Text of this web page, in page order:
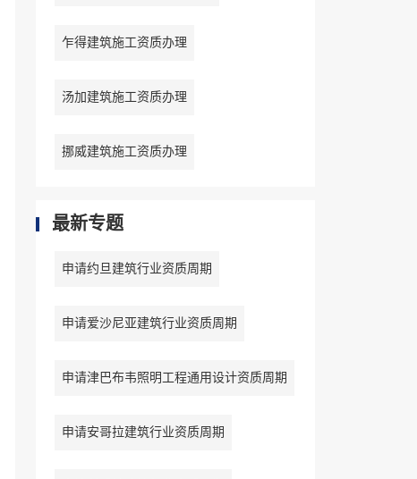
乍得建筑施工资质办理
汤加建筑施工资质办理
挪威建筑施工资质办理
最新专题
申请约旦建筑行业资质周期
申请爱沙尼亚建筑行业资质周期
申请津巴布韦照明工程通用设计资质周期
申请安哥拉建筑行业资质周期